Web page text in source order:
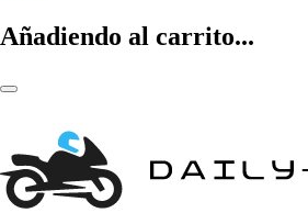
Añadiendo al carrito...